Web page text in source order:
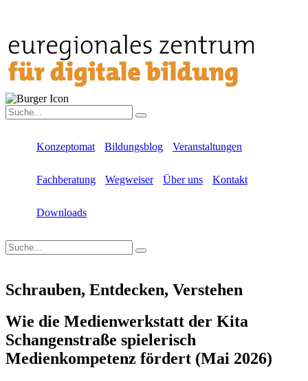
Konzeptomat Bildungsblog Veranstaltungen
Fachberatung Wegweiser Über uns Kontakt
Downloads
Schrauben, Entdecken, Verstehen
Wie die Medienwerkstatt der Kita
Schangenstraße spielerisch
Medienkompetenz fördert (Mai 2026)